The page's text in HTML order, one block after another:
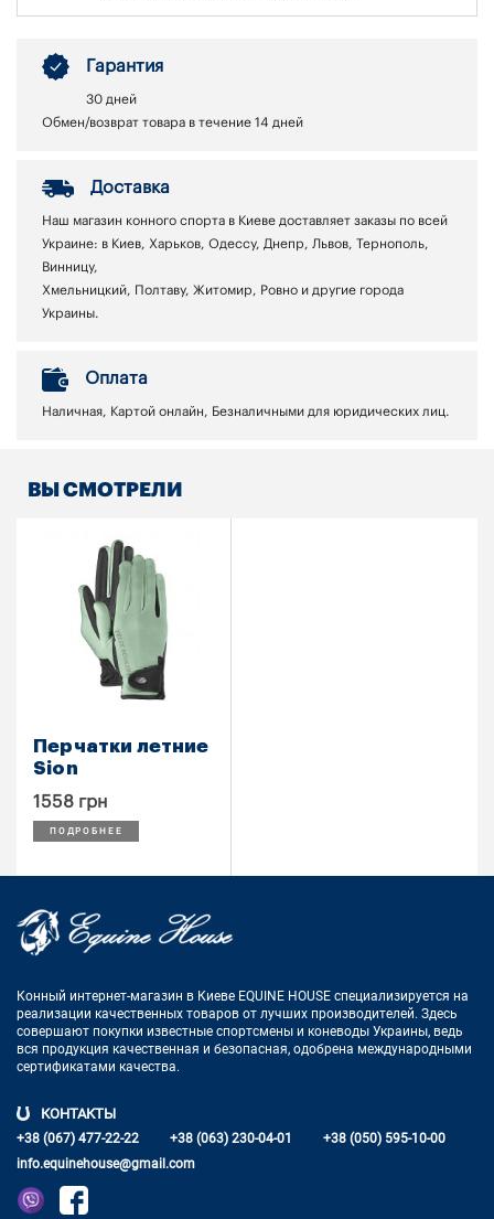
Гарантия
30 дней
Обмен/возврат товара в течение 14 дней
Доставка
Наш магазин конного спорта в Киеве доставляет заказы по всей
Украине: в Киев, Харьков, Одессу, Днепр, Львов, Тернополь,
Винницу,
Хмельницкий, Полтаву, Житомир, Ровно и другие города
Украины.
Оплата
Наличная, Картой онлайн, Безналичными для юридических лиц.
ВЫ СМОТРЕЛИ
Перчатки летние
Sion
1558 грн
ПОДРОБНЕЕ
Конный интернет-магазин в Киеве EQUINE HOUSE специализируется на
реализации качественных товаров от лучших производителей. Здесь
совершают покупки известные спортсмены и коневоды Украины, ведь
вся продукция качественная и безопасная, одобрена международными
сертификатами качества.
КОНТАКТЫ
+38 (067) 477-22-22 +38 (063) 230-04-01
+38 (050) 595-10-00
info.equinehouse@gmail.com